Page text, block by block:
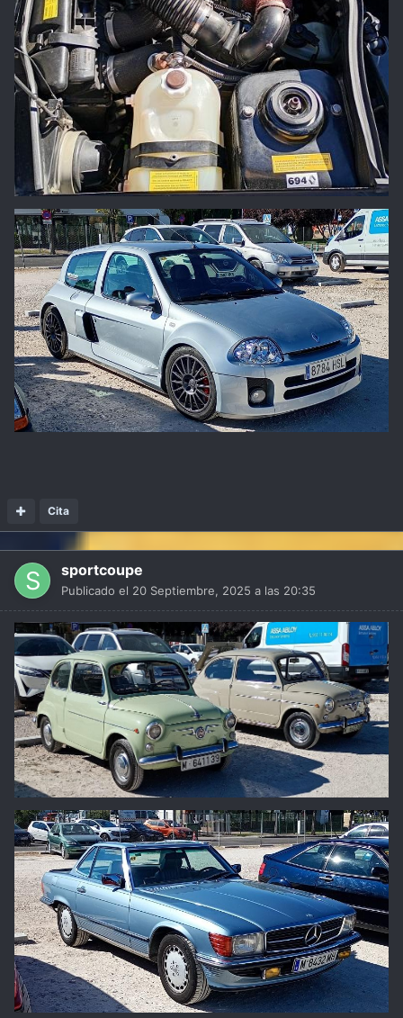
Cita
sportcoupe
Publicado el 20 Septiembre, 2025 a las 20:35